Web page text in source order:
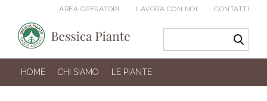
AREA OPERATORI LAVORA CON NOI CONTATTI
HOME CHI SIAMO LE PIANTE